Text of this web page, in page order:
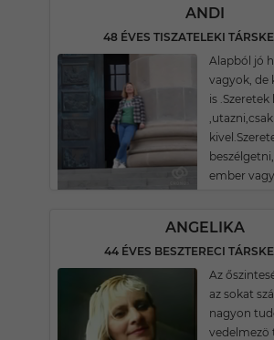
ANDI
48 ÉVES TISZATELEKI
Alapból jó
vagyok, de
is
ember
ANGELIKA
44 ÉVES BESZTERECI
Az
az sokat
nagyon
vedelmezö